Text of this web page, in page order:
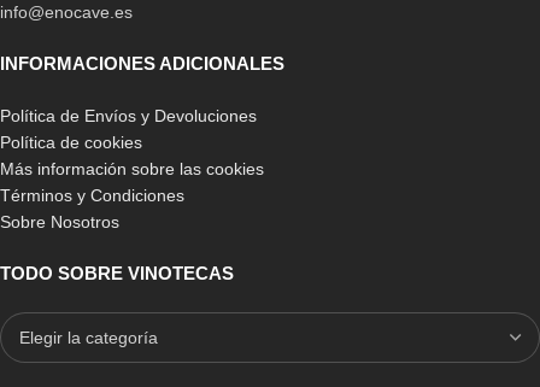
info@enocave.es
INFORMACIONES ADICIONALES
Política de Envíos y Devoluciones
Política de cookies
Más información sobre las cookies
Términos y Condiciones
Sobre Nosotros
TODO SOBRE VINOTECAS